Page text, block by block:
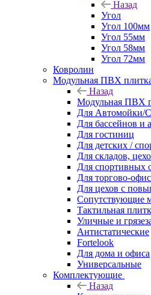
Назад
Угол
Угол 100мм
Угол 55мм
Угол 58мм
Угол 72мм
Ковролин
Модульная ПВХ
Назад
Модульная ПВХ
Для Автомойки/
Для бассейнов и
Для гостиниц
Для детских /
Для складов,
Для спортивных
Для торгово-
Для цехов с
Сопутствующие
Тактильная
Уличные и
Антистатические
Fortelook
Для дома и офиса
Универсальные
Комплектующие
Назад